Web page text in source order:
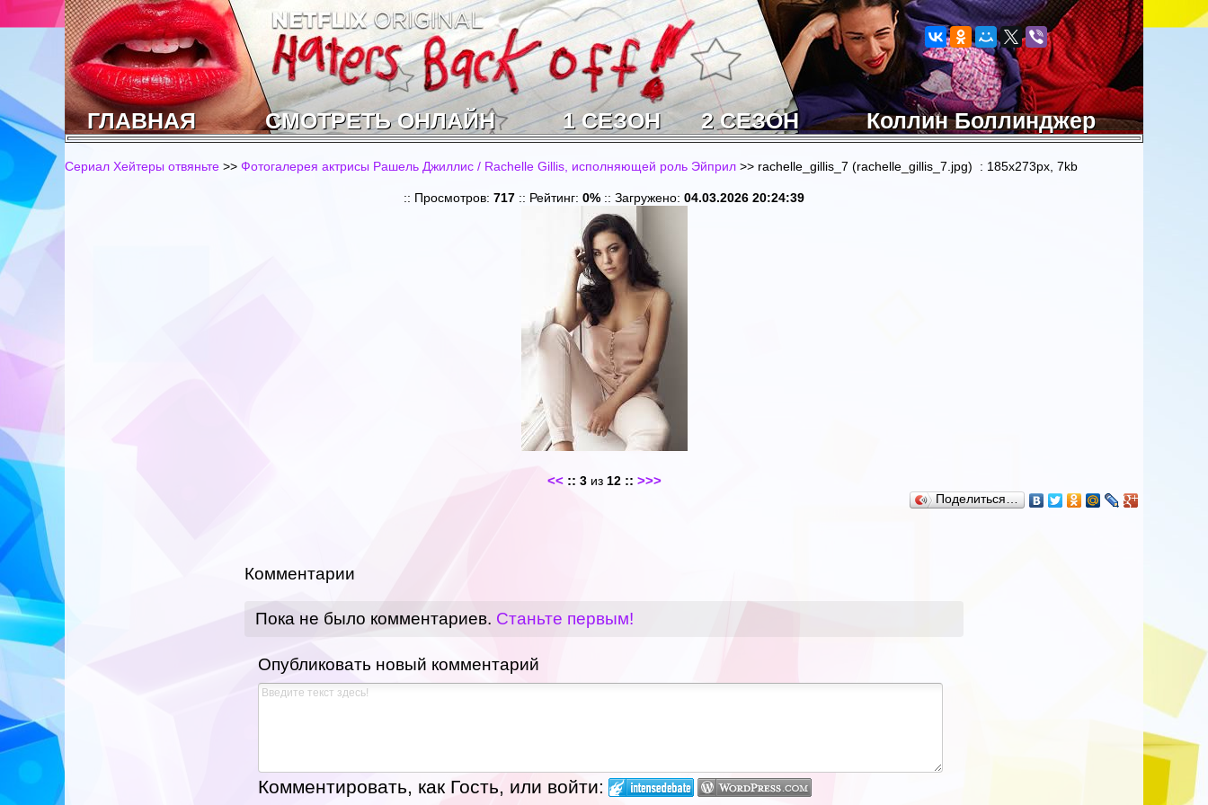
ГЛАВНАЯ СМОТРЕТЬ ОНЛАЙН 1 СЕЗОН 2 СЕЗОН Коллин Боллинджер
Сериал Хейтеры отвяньте >> Фотогалерея актрисы Рашель Джиллис / Rachelle Gillis, исполняющей роль Эйприл >> rachelle_gillis_7 (rachelle_gillis_7.jpg) : 185x273px, 7kb
:: Просмотров: 717 :: Рейтинг: 0% :: Загружено: 04.03.2026 20:24:39
<<:: 3из 12 :: >>>
Поделиться…
Комментарии
Пока не было комментариев. Станьте первым!
Опубликовать новый комментарий
Комментировать, как Гость, или войти: